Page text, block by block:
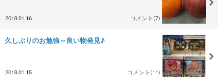
2018.01.16 コメント(7)
久しぶりのお勉強～良い物発見♪
2018.01.15 コメント(11)